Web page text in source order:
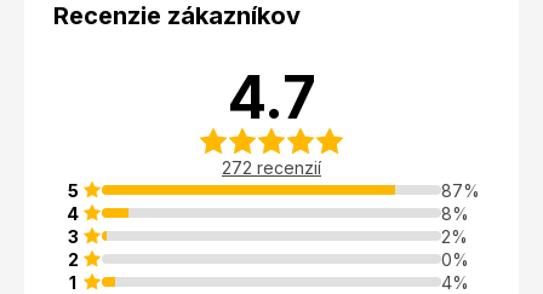
Recenzie zákazníkov
4.7
272 recenzií
5
87%
4
8%
3
2%
2
0%
1
4%